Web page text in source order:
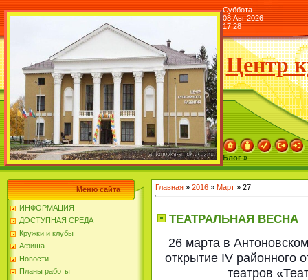
Суббота
08 Авг 2026
17:28
Центр
Блог »
Меню сайта
ИНФОРМАЦИЯ
ДОСТУПНАЯ СРЕДА
Кружки и клубы
Афиша
Новости
Планы работы
Главная » 2016 » Март » 27
ТЕАТРАЛЬНАЯ ВЕСНА
26 марта в
открытие IV районного
театров